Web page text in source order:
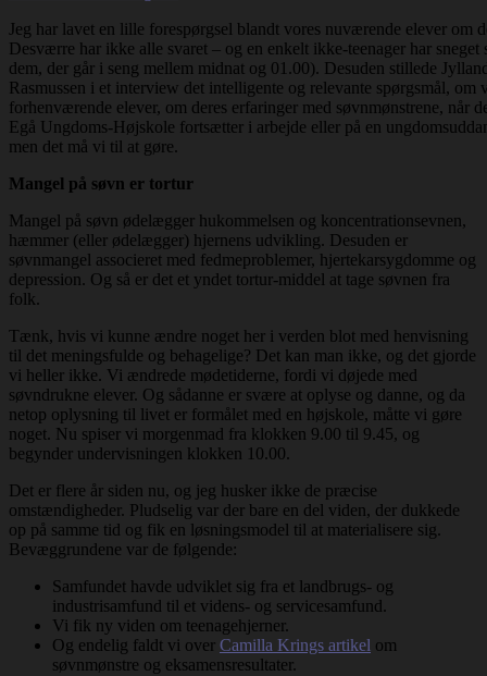
Jeg har lavet en lille forespørgsel blandt vores nuværende elever om
Desværre har ikke alle svaret – og en enkelt ikke-teenager har
dem, der går i seng mellem midnat og 01.00). Desuden stillede
Rasmussen i et interview det intelligente og relevante spørgsmål, om
forhenværende elever, om deres erfaringer med søvnmønstrene, når
Egå Ungdoms-Højskole fortsætter i arbejde eller på en
men det må vi til at gøre.
Mangel på søvn er tortur
Mangel på søvn ødelægger hukommelsen og koncentrationsevnen,
hæmmer (eller ødelægger) hjernens udvikling. Desuden er
søvnmangel associeret med fedmeproblemer, hjertekarsygdomme og
depression. Og så er det et yndet tortur-middel at tage søvnen fra
folk.
Tænk, hvis vi kunne ændre noget her i verden blot med henvisning
til det meningsfulde og behagelige? Det kan man ikke, og det gjorde
vi heller ikke. Vi ændrede mødetiderne, fordi vi døjede med
søvndrukne elever. Og sådanne er svære at oplyse og danne, og da
netop oplysning til livet er formålet med en højskole, måtte vi gøre
noget. Nu spiser vi morgenmad fra klokken 9.00 til 9.45, og
begynder undervisningen klokken 10.00.
Det er flere år siden nu, og jeg husker ikke de præcise
omstændigheder. Pludselig var der bare en del viden, der dukkede
op på samme tid og fik en løsningsmodel til at materialisere sig.
Bevæggrundene var de følgende:
Samfundet havde udviklet sig fra et landbrugs- og
industrisamfund til et videns- og servicesamfund.
Vi fik ny viden om teenagehjerner.
Og endelig faldt vi over Camilla Krings artikel om
søvnmønstre og eksamensresultater.